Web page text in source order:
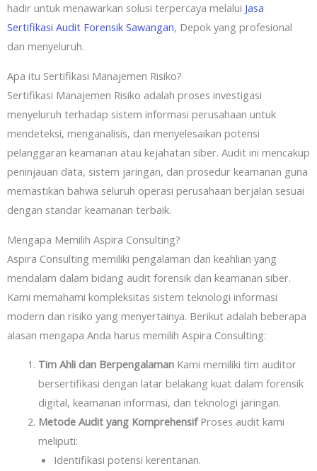
hadir untuk menawarkan solusi terpercaya melalui Jasa
Sertifikasi Audit Forensik Sawangan, Depok yang profesional
dan menyeluruh.
Apa itu Sertifikasi Manajemen Risiko?
Sertifikasi Manajemen Risiko adalah proses investigasi
menyeluruh terhadap sistem informasi perusahaan untuk
mendeteksi, menganalisis, dan menyelesaikan potensi
pelanggaran keamanan atau kejahatan siber. Audit ini mencakup
peninjauan data, sistem jaringan, dan prosedur keamanan guna
memastikan bahwa seluruh operasi perusahaan berjalan sesuai
dengan standar keamanan terbaik.
Mengapa Memilih Aspira Consulting?
Aspira Consulting memiliki pengalaman dan keahlian yang
mendalam dalam bidang audit forensik dan keamanan siber.
Kami memahami kompleksitas sistem teknologi informasi
modern dan risiko yang menyertainya. Berikut adalah beberapa
alasan mengapa Anda harus memilih Aspira Consulting:
Tim Ahli dan BerpengalamanKami memiliki tim auditor
bersertifikasi dengan latar belakang kuat dalam forensik
digital, keamanan informasi, dan teknologi jaringan.
Metode Audit yang KomprehensifProses audit kami
meliputi:
Identifikasi potensi kerentanan.